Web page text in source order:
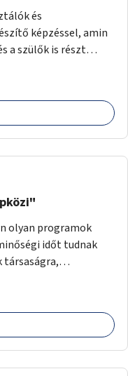
és
képzéssel, amin
a szülők is részt
olyan programok
időt tudnak